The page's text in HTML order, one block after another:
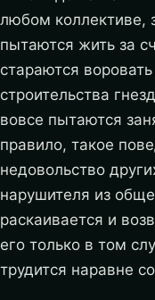
любом коллективе,
пытаются жить за
стараются
строительства
вовсе пытаются
правило, такое
недовольство
нарушителя из
раскаивается и
его только в том
трудится наравне